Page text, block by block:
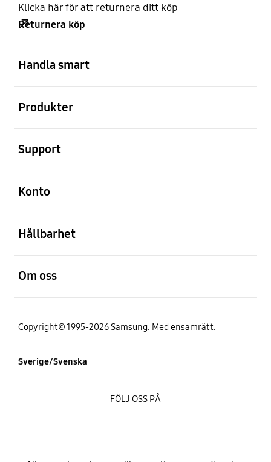
Klicka här för att returnera ditt köp
Returnera köp
Handla smart
Produkter
Support
Konto
Hållbarhet
Om oss
Copyright© 1995-2026 Samsung. Med ensamrätt.
Sverige/Svenska
FÖLJ OSS PÅ